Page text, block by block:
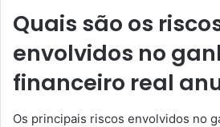
Quais são os
envolvidos no
financeiro real
Os principais riscos envolvidos no